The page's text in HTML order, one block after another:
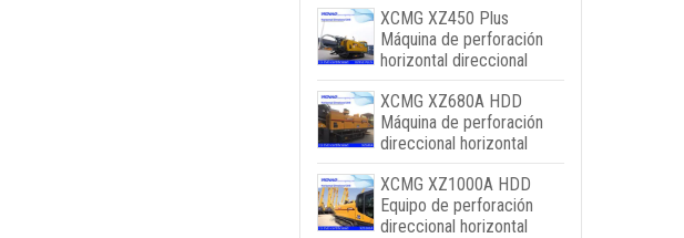
XCMG XZ450 Plus
Máquina de perforación
horizontal direccional
XCMG XZ680A HDD
Máquina de perforación
direccional horizontal
XCMG XZ1000A HDD
Equipo de perforación
direccional horizontal